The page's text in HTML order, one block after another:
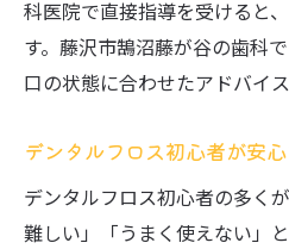
科医院で直接指導を受けると
す。藤沢市鵠沼藤が谷の歯科
口の状態に合わせたアドバイス
デンタルフロス初心者が安
デンタルフロス初心者の多く
難しい」「うまく使えない」